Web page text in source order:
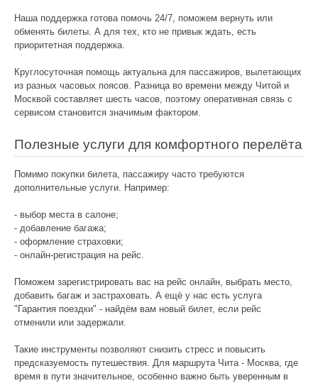
Наша поддержка готова помочь 24/7, поможем вернуть или
обменять билеты. А для тех, кто не привык ждать, есть
приоритетная поддержка.
Круглосуточная помощь актуальна для пассажиров, вылетающих
из разных часовых поясов. Разница во времени между Читой и
Москвой составляет шесть часов, поэтому оперативная связь с
сервисом становится значимым фактором.
Полезные услуги для комфортного перелёта
Помимо покупки билета, пассажиру часто требуются
дополнительные услуги. Например:
- выбор места в салоне;
- добавление багажа;
- оформление страховки;
- онлайн-регистрация на рейс.
Поможем зарегистрировать вас на рейс онлайн, выбрать место,
добавить багаж и застраховать. А ещё у нас есть услуга
"Гарантия поездки" - найдём вам новый билет, если рейс
отменили или задержали.
Такие инструменты позволяют снизить стресс и повысить
предсказуемость путешествия. Для маршрута Чита - Москва, где
время в пути значительное, особенно важно быть уверенным в